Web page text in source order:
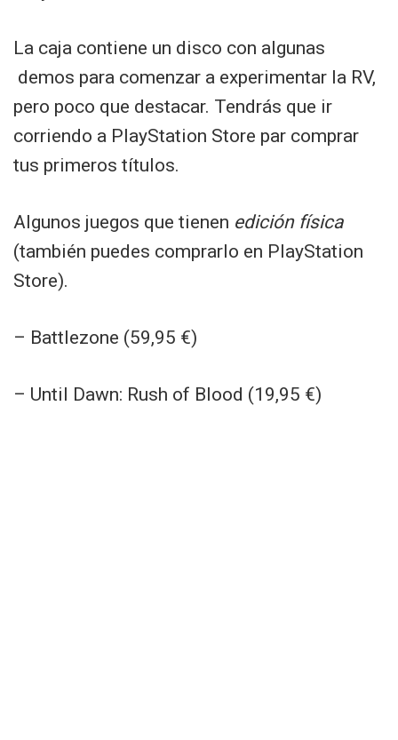
La caja contiene un disco con algunas
demos para comenzar a experimentar la RV,
pero poco que destacar. Tendrás que ir
corriendo a PlayStation Store par comprar
tus primeros títulos.
Algunos juegos que tienen edición física
(también puedes comprarlo en PlayStation
Store).
– Battlezone (59,95 €)
– Until Dawn: Rush of Blood (19,95 €)